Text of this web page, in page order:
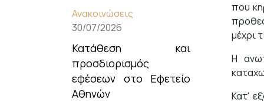
Ανακοινώσεις
30/07/2026
Κατάθεση και
προσδιορισμός
εφέσεων στο Εφετείο
Αθηνών
που
μέχρι
Η
Κατ'